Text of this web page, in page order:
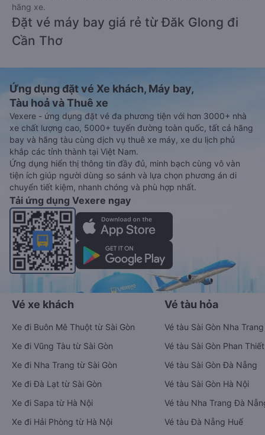
hãng xe.
Đặt vé máy bay giá rẻ từ Đăk Glong đi
Cần Thơ
Ứng dụng đặt vé Xe khách, Máy bay,
Tàu hoả và Thuê xe
Vexere - ứng dụng đặt vé đa phương tiện với hơn 3000+ nhà
xe chất lượng cao, 5000+ tuyến đường toàn quốc, tất cả hãng
bay và hãng tàu cùng dịch vụ thuê xe máy, xe du lịch phủ
khắp các tỉnh thành tại Việt Nam.
Ứng dụng hiển thị thông tin đầy đủ, minh bạch cùng vô vàn
tiện ích giúp người dùng so sánh và lựa chọn phương án di
chuyển tiết kiệm, nhanh chóng và phù hợp nhất.
Tải ứng dụng Vexere ngay
Vé xe khách
Xe đi Buôn Mê Thuột từ Sài Gòn
Xe đi Vũng Tàu từ Sài Gòn
Xe đi Nha Trang từ Sài Gòn
Xe đi Đà Lạt từ Sài Gòn
Xe đi Sapa từ Hà Nội
Xe đi Hải Phòng từ Hà Nội
Vé tàu hỏa
Vé tàu Sài Gòn Nha Trang
Vé tàu Sài Gòn Phan Thiết
Vé tàu Sài Gòn Đà Nẵng
Vé tàu Sài Gòn Hà Nội
Vé tàu Nha Trang Đà
Vé tàu Đà Nẵng Huế